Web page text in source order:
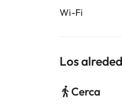
Wi-Fi
Los
Cerca